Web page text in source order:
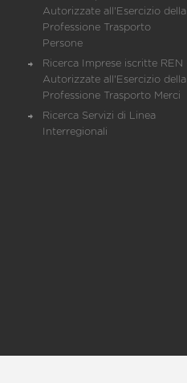
Autorizzate all'Esercizio della
Professione Trasporto
Persone
Ricerca Imprese iscritte REN
Autorizzate all'Esercizio della
Professione Trasporto Merci
Ricerca Servizi di Linea
Interregionali